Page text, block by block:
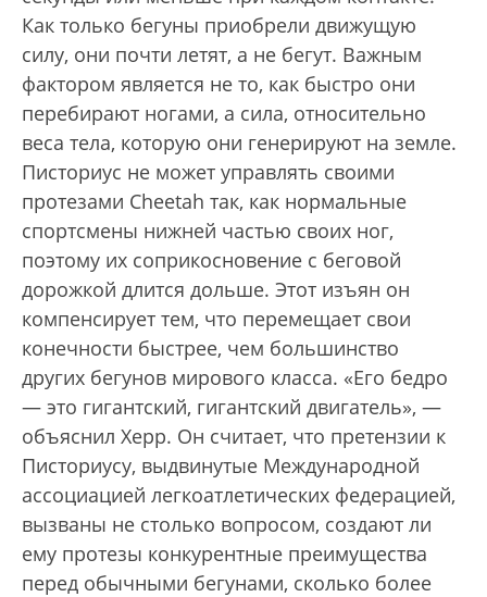
Как только бегуны приобрели движущую
силу, они почти летят, а не бегут. Важным
фактором является не то, как быстро они
перебирают ногами, а сила, относительно
веса тела, которую они генерируют на земле.
Писториус не может управлять своими
протезами Cheetah так, как нормальные
спортсмены нижней частью своих ног,
поэтому их соприкосновение с беговой
дорожкой длится дольше. Этот изъян он
компенсирует тем, что перемещает свои
конечности быстрее, чем большинство
других бегунов мирового класса. «Его бедро
— это гигантский, гигантский двигатель», —
объяснил Херр. Он считает, что претензии к
Писториусу, выдвинутые Международной
ассоциацией легкоатлетических федерацией,
вызваны не столько вопросом, создают ли
ему протезы конкурентные преимущества
перед обычными бегунами, сколько более